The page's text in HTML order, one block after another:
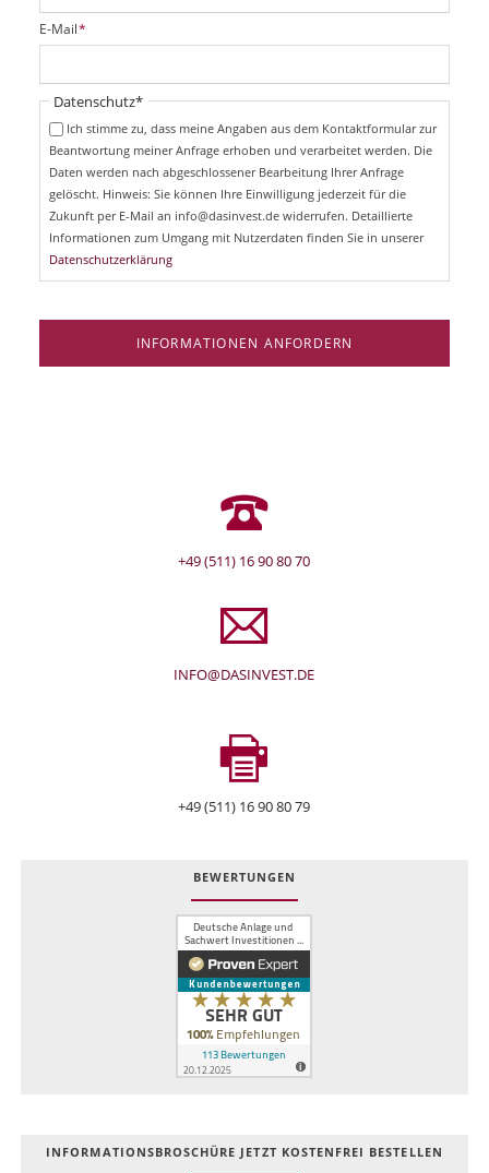
i
c
t
f
P
f
i
E-Mail*
Pflichtfeld
Datenschutz*
Ich stimme zu, dass meine Angaben aus dem Kontaktformular zur
Beantwortung meiner Anfrage erhoben und verarbeitet werden. Die
Daten werden nach abgeschlossener Bearbeitung Ihrer Anfrage
gelöscht. Hinweis: Sie können Ihre Einwilligung jederzeit für die
Zukunft per E-Mail an info@dasinvest.de widerrufen. Detaillierte
Informationen zum Umgang mit Nutzerdaten finden Sie in unserer
Datenschutzerklärung
INFORMATIONEN ANFORDERN
+49 (511) 16 90 80 70
INFO@DASINVEST.DE
+49 (511) 16 90 80 79
BEWERTUNGEN
INFOR­MATIONS­BROSCHÜRE JETZT KOSTEN­FREI BESTELLEN